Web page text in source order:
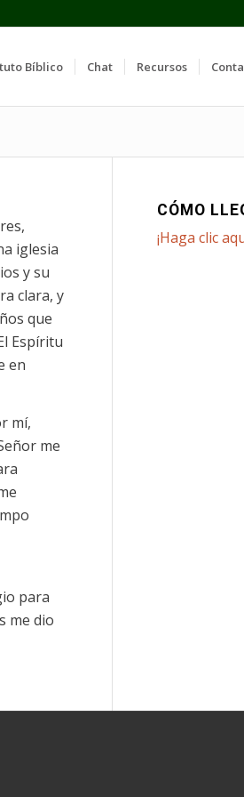
Bíblico Chat Recursos
iglesia
y su
clara, y
que
Espíritu
en
mí,
me
para
me dio
CÓMO
¡Haga clic